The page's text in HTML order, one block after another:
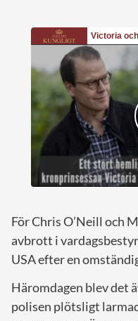
För Chris O’Neill och
avbrott i
USA efter en
Häromdagen blev det
polisen plötsligt